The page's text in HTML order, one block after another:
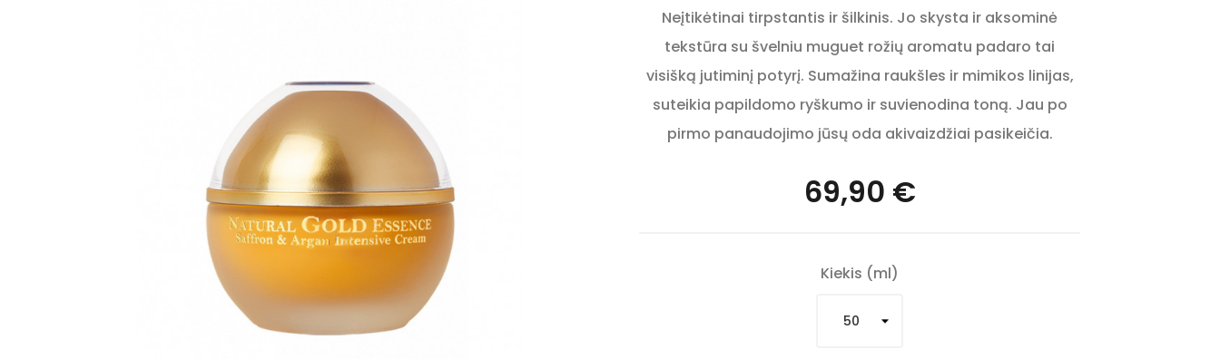
Neįtikėtinai tirpstantis ir šilkinis. Jo skysta ir aksominė
tekstūra su švelniu muguet rožių aromatu padaro tai
visišką jutiminį potyrį. Sumažina raukšles ir mimikos linijas,
suteikia papildomo ryškumo ir suvienodina toną. Jau po
pirmo panaudojimo jūsų oda akivaizdžiai pasikeičia.
69,90 €
Kiekis (ml)